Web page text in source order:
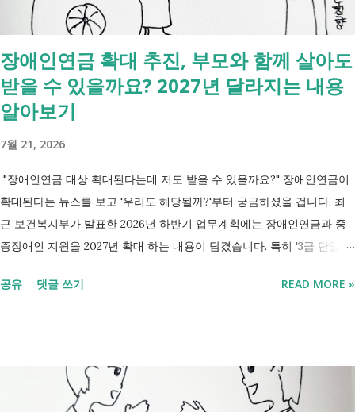
장애인연금 확대 추진, 부모와 함께 살아도
받을 수 있을까요? 2027년 달라지는 내용
알아보기
7월 21, 2026
"장애인연금 대상 확대된다는데 저도 받을 수 있을까요?" 장애인연금이
확대된다는 뉴스를 보고 '우리도 해당될까?'부터 궁금하셨을 겁니다. 최
근 보건복지부가 발표한 2026년 하반기 업무계획에는 장애인연금과 중
증장애인 지원을 2027년 확대 하는 내용이 담겼습니다. 특히 '3급 단일장
포함되면서 많은 분들이 관심을 갖고 있습니다. 이번 글에서는 장애인과
일 발표된 보건복지부 업무계획에 담긴 내용은 무엇인가요? 2027년 보건
복지부의 업무계획에 담긴 장애인관련은 어떤 내용이 있는지 살펴보겠습
공유 댓글 쓰기 READ MORE »